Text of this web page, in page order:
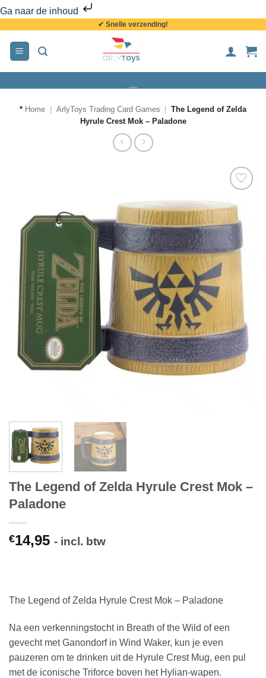
Ga naar de inhoud
✔ Snelle verzending!
* Home ArlyToys Trading Card Games
The Legend of Zelda
Hyrule Crest Mok – Paladone
The Legend of Zelda Hyrule Crest Mok –
Paladone
€14,95 - incl. btw
The Legend of Zelda Hyrule Crest Mok – Paladone
Na een verkenningstocht in Breath of the Wild of een
gevecht met Ganondorf in Wind Waker, kun je even
pauzeren om te drinken uit de Hyrule Crest Mug, een pul
met de iconische Triforce boven het Hylian-wapen.